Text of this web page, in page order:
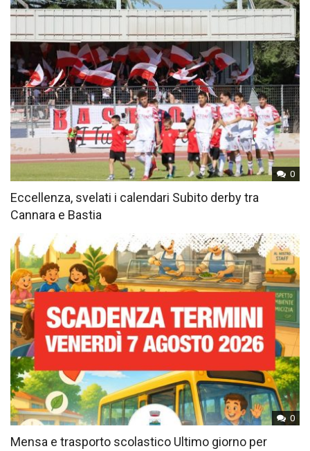
0
Eccellenza, svelati i calendari Subito derby tra
Cannara e Bastia
0
Mensa e trasporto scolastico Ultimo giorno per